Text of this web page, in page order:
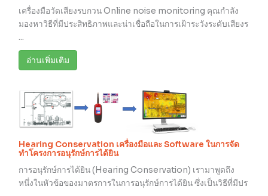
เครื่องมือวัดเสียงรบกวน Online noise monitoring คุณกำลัง
มองหาวิธีที่มีประสิทธิภาพและน่าเชื่อถือในการเฝ้าระวังระดับเสียงร
...
อ่านเพิ่มเติม
Hearing Conservation เครื่องมือและ Software ในการจัด
ทำโครงการอนุรักษ์การได้ยิน
การอนุรักษ์การได้ยิน (Hearing Conservation) เรามาพูดถึง
หนึ่งในหัวข้อของมาตรการในการอนุรักษ์การได้ยิน ซึ่งเป็นวิธีที่มีปร